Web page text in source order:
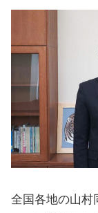
全国各地の山村